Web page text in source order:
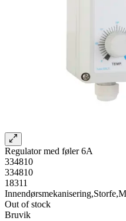
Regulator med føler 6A
334810
334810
18311
Out of stock
Bruvik